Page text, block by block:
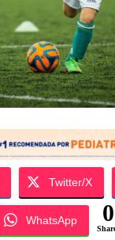
Twitter/X
WhatsApp 0